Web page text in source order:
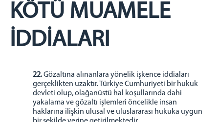
KÖTÜ MUAMELE
İDDİALARI
22.Gözaltına alınanlara yönelik işkence iddiaları
gerçeklikten uzaktır. Türkiye Cumhuriyeti bir hukuk
devleti olup, olağanüstü hal koşullarında dahi
yakalama ve gözaltı işlemleri öncelikle insan
haklarına ilişkin ulusal ve uluslararası hukuka uygun